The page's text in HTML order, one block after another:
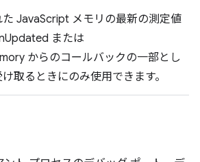
JavaScript メモリの最新の測定値
または
からのコールバックの一部とし
取るときにのみ使用できます。